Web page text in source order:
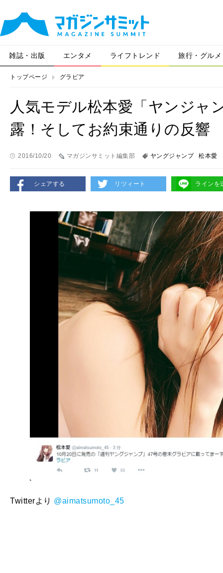
雑誌・出版 エンタメ ライフトレンド 旅行・グルメ
トップページ グラビア
人気モデル松本愛「ヤンジャ
露！そしてお約束通りの反響
2016/10/20 マガジンサミット編集部 ヤングジャンプ 松本愛
シェアする リツィート ラインを
Twitterより @aimatsumoto_45